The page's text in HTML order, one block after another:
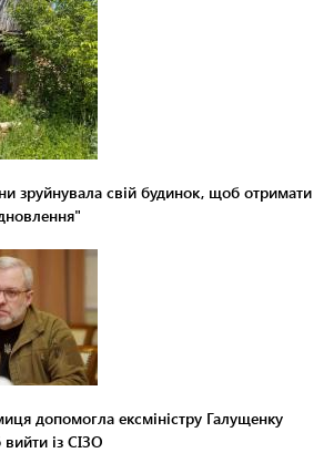
зруйнувала свій будинок, щоб отримати
допомогла ексміністру Галущенку
вийти із СІЗО